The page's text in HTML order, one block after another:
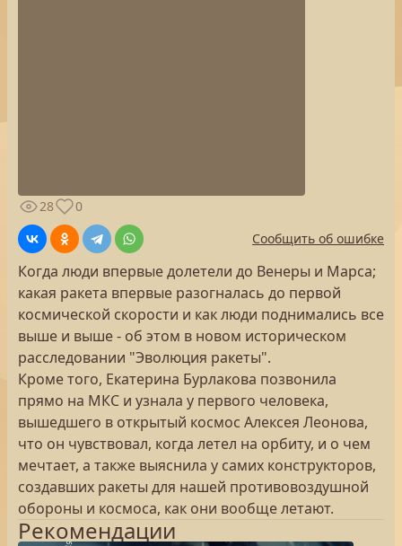
28
0
Сообщить об ошибке
Когда люди впервые долетели до Венеры и Марса;
какая ракета впервые разогналась до первой
космической скорости и как люди поднимались все
выше и выше - об этом в новом историческом
расследовании "Эволюция ракеты".
Кроме того, Екатерина Бурлакова позвонила
прямо на МКС и узнала у первого человека,
вышедшего в открытый космос Алексея Леонова,
что он чувствовал, когда летел на орбиту, и о чем
мечтает, а также выяснила у самих конструкторов,
создавших ракеты для нашей противовоздушной
обороны и космоса, как они вообще летают.
Рекомендации